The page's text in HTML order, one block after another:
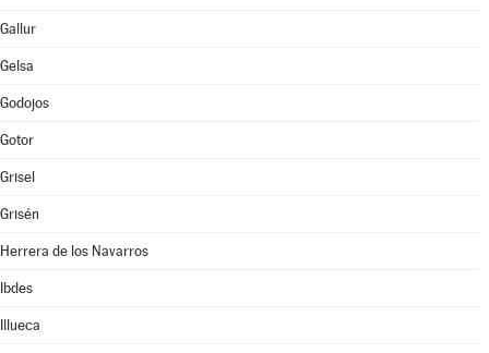
Gallur
Gelsa
Godojos
Gotor
Grisel
Grisén
Herrera de los Navarros
Ibdes
Illueca